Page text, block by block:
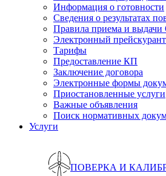
Информация о готовности
Сведения о результатах
Правила приема и
Электронный прейскурант
Тарифы
Предоставление КП
Заключение договора
Электронные формы
Приостановленные услуги
Важные объявления
Поиск нормативных
Услуги
ПОВЕРКА И